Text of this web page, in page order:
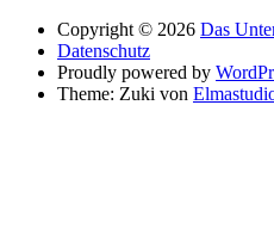
Copyright © 2026 Das
Datenschutz
Proudly powered by
Theme: Zuki von